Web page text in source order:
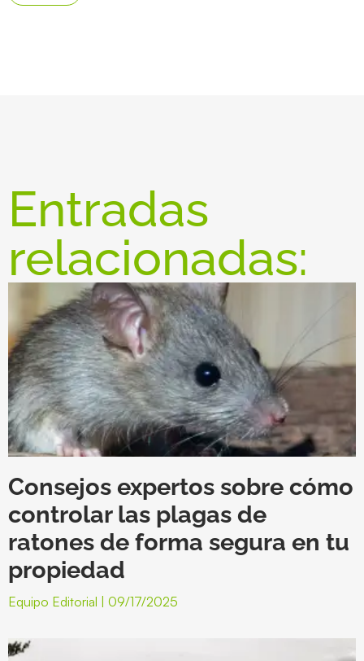
Entradas
relacionadas:
Consejos expertos sobre cómo
controlar las plagas de
ratones de forma segura en tu
propiedad
Equipo Editorial 09/17/2025